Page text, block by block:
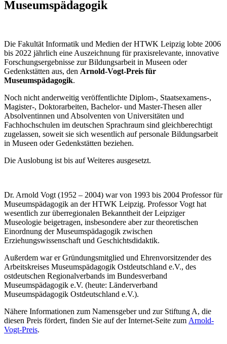
Museumspädagogik
Die Fakultät Informatik und Medien der HTWK Leipzig lobte 2006
bis 2022 jährlich eine Auszeichnung für praxisrelevante, innovative
Forschungsergebnisse zur Bildungsarbeit in Museen oder
Gedenkstätten aus, den Arnold-Vogt-Preis für
Museumspädagogik.
Noch nicht anderweitig veröffentlichte Diplom-, Staatsexamens-,
Magister-, Doktorarbeiten, Bachelor- und Master-Thesen aller
Absolventinnen und Absolventen von Universitäten und
Fachhochschulen im deutschen Sprachraum sind gleichberechtigt
zugelassen, soweit sie sich wesentlich auf personale Bildungsarbeit
in Museen oder Gedenkstätten beziehen.
Die Auslobung ist bis auf Weiteres ausgesetzt.
Dr. Arnold Vogt (1952 – 2004) war von 1993 bis 2004 Professor für
Museumspädagogik an der HTWK Leipzig. Professor Vogt hat
wesentlich zur überregionalen Bekanntheit der Leipziger
Museologie beigetragen, insbesondere aber zur theoretischen
Einordnung der Museumspädagogik zwischen
Erziehungswissenschaft und Geschichtsdidaktik.
Außerdem war er Gründungsmitglied und Ehrenvorsitzender des
Arbeitskreises Museumspädagogik Ostdeutschland e.V., des
ostdeutschen Regionalverbands im Bundesverband
Museumspädagogik e.V. (heute: Länderverband
Museumspädagogik Ostdeutschland e.V.).
Nähere Informationen zum Namensgeber und zur Stiftung A, die
diesen Preis fördert, finden Sie auf der Internet-Seite zum Arnold-
Vogt-Preis.